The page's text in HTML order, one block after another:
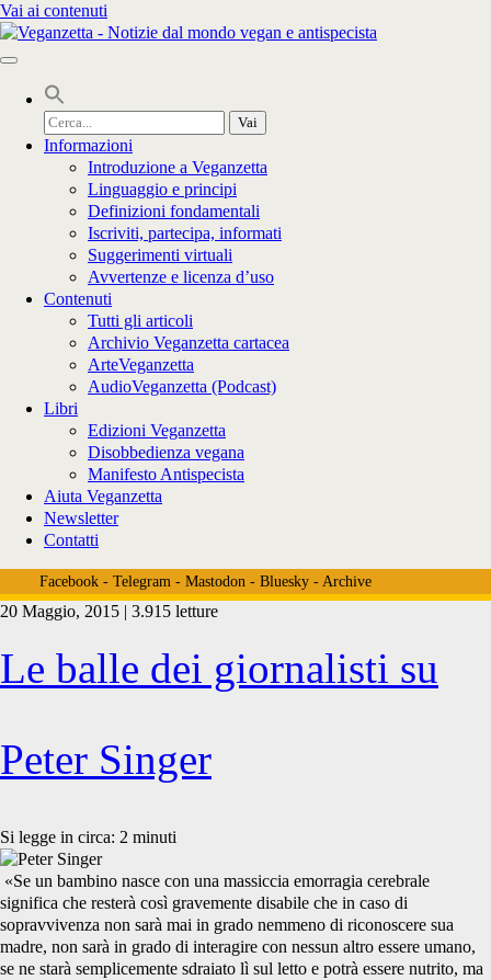
Vai ai contenuti
Cerca
per:
Informazioni
Introduzione a Veganzetta
Linguaggio e principi
Definizioni fondamentali
Iscriviti, partecipa, informati
Suggerimenti virtuali
Avvertenze e licenza d’uso
Contenuti
Tutti gli articoli
Archivio Veganzetta cartacea
ArteVeganzetta
AudioVeganzetta (Podcast)
Libri
Edizioni Veganzetta
Disobbedienza vegana
Manifesto Antispecista
Aiuta Veganzetta
Newsletter
Contatti
Facebook- Telegram- Mastodon- Bluesky- Archive
Tag:
<span>infanticidio</span>
20 Maggio, 2015 | 3.915 letture
Le balle dei giornalisti su
Peter Singer
Si legge in circa: 2 minuti
«Se un bambino nasce con una massiccia emorragia cerebrale
significa che resterà così gravemente disabile che in caso di
sopravvivenza non sarà mai in grado nemmeno di riconoscere sua
madre, non sarà in grado di interagire con nessun altro essere umano,
se ne starà semplicemente sdraiato lì sul letto e potrà essere nutrito, ma